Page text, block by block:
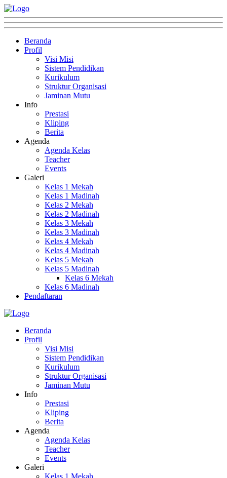
Beranda
Profil
Visi Misi
Sistem Pendidikan
Kurikulum
Struktur Organisasi
Jaminan Mutu
Info
Prestasi
Kliping
Berita
Agenda
Agenda Kelas
Teacher
Events
Galeri
Kelas 1 Mekah
Kelas 1 Madinah
Kelas 2 Mekah
Kelas 2 Madinah
Kelas 3 Mekah
Kelas 3 Madinah
Kelas 4 Mekah
Kelas 4 Madinah
Kelas 5 Mekah
Kelas 5 Madinah
Kelas 6 Mekah
Kelas 6 Madinah
Pendaftaran
Beranda
Profil
Visi Misi
Sistem Pendidikan
Kurikulum
Struktur Organisasi
Jaminan Mutu
Info
Prestasi
Kliping
Berita
Agenda
Agenda Kelas
Teacher
Events
Galeri
Kelas 1 Mekah